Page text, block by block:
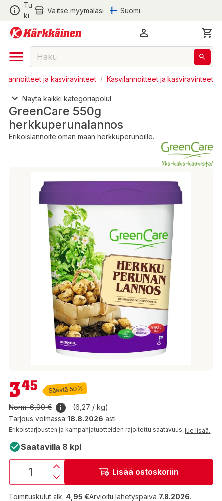
Tu
ki
Valitse myymäläsi Suomi
ja kasviravinteet / Kasvilannoitteet ja kasviravinteet
Näytä kaikki kategoriapolut
GreenCare 550g
herkkuperunalannos
Erikoislannoite oman maan herkkuperunoille.
3,45 €
345 Säästä 50%
Norm.6,90 €
(6,27 / kg)
Tarjous voimassa 18.8.2026 asti
Erikoistarjousten ja kampanjatuotteiden rajoitettu saatavuus,lue lisää.
Saatavilla 8 kpl
Lisää ostoskoriin
Toimituskulut alk. 4,95 €Arvioitu lähetyspäivä 7.8.2026.